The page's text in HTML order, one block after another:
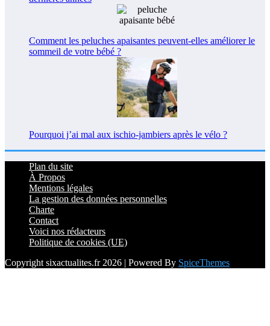
Comment les peluches apaisantes peuvent-elles améliorer le
sommeil de votre bébé ?
Pourquoi j’ai mal aux ischio-jambiers après le vélo ?
Plan du site
À Propos
Mentions légales
La gestion des données personnelles
Charte
Contact
Voici nos rédacteurs
Politique de cookies (UE)
Copyright sixactualites.fr 2026 | Powered By SpiceThemes